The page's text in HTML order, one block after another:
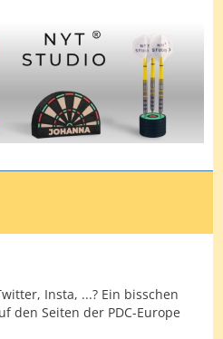
Insta, ...? Ein bisschen
den Seiten der PDC-Europe